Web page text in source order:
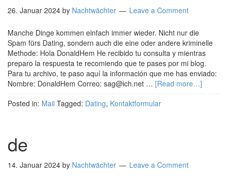
26. Januar 2024 by Nachtwächter Leave a Comment
Manche Dinge kommen einfach immer wieder. Nicht nur die
Spam fürs Dating, sondern auch die eine oder andere kriminelle
Methode: Hola DonaldHem He recibido tu consulta y mientras
preparo la respuesta te recomiendo que te pases por mi blog.
Para tu archivo, te paso aquí la información que me has enviado:
Nombre: DonaldHem Correo: sag@ich.net … [Read more…]
Posted in: Mail Tagged: Dating, Kontaktformular
de
14. Januar 2024 by Nachtwächter Leave a Comment